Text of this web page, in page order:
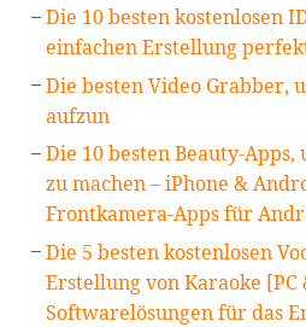
Die 10 besten kostenlosen
einfachen Erstellung
Die besten Video Grabber,
aufzun
Die 10 besten Beauty-
zu machen – iPhone &
Frontkamera-Apps für
Die 5 besten kostenlosen
Erstellung von Karaoke
Softwarelösungen für das